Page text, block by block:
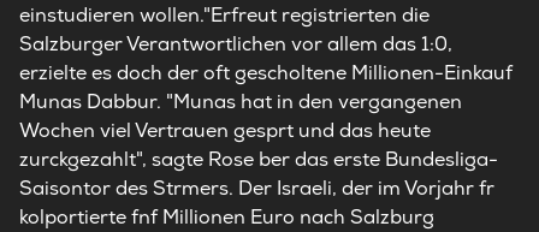
einstudieren wollen."Erfreut registrierten die
Salzburger Verantwortlichen vor allem das 1:0,
erzielte es doch der oft gescholtene Millionen-Einkauf
Munas Dabbur. "Munas hat in den vergangenen
Wochen viel Vertrauen gesprt und das heute
zurckgezahlt", sagte Rose ber das erste Bundesliga-
Saisontor des Strmers. Der Israeli, der im Vorjahr fr
kolportierte fnf Millionen Euro nach Salzburg